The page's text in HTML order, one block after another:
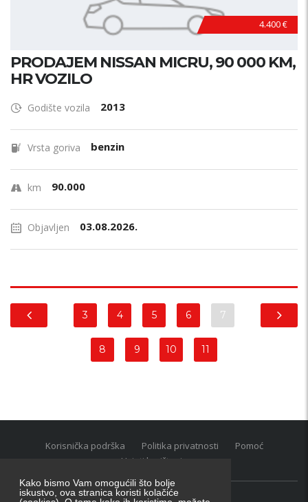
Kako bismo Vam omogućili što bolje
iskustvo, ova stranica koristi kolačiće
4.400 €
PRODAJEM NISSAN MICRU, 90 000 KM,
HR VOZILO
Godište vozila 2013
Vrsta goriva benzin
km 90.000
Objavljen 03.08.2026.
3 4 5 6 7
8 9 10 11
Korisnička podrška Politika privatnosti
Pomoć
Uvjeti korištenja